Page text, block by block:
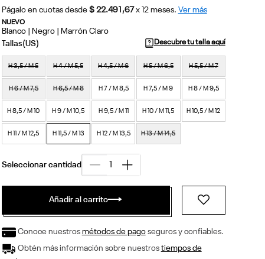
Págalo en cuotas desde $ 22.491,67 x 12meses. Ver más
NUEVO
Blanco | Negro | Marrón Claro
Descubre tu talla aquí
H 3,5 / M 5 H 4 / M 5,5 H 4,5 / M 6 H 5 / M 6,5 H 5,5 / M 7
H 6 / M 7,5 H 6,5 / M 8 H 7 / M 8,5 H 7,5 / M 9 H 8 / M 9,5
H 8,5 / M 10 H 9 / M 10,5 H 9,5 / M 11 H 10 / M 11,5 H 10,5 / M 12
H 11 / M 12,5 H 11,5 / M 13 H 12 / M 13,5 H 13 / M 14,5
Añadir al carrito
Conoce nuestros métodos de pagoseguros y confiables.
Obtén más información sobre nuestros tiempos de